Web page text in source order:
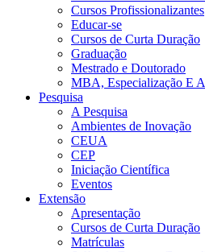
Cursos Profissionalizantes
Educar-se
Cursos de Curta Duração
Graduação
Mestrado e Doutorado
MBA, Especialização E
Pesquisa
A Pesquisa
Ambientes de Inovação
CEUA
CEP
Iniciação Científica
Eventos
Extensão
Apresentação
Cursos de Curta Duração
Matrículas